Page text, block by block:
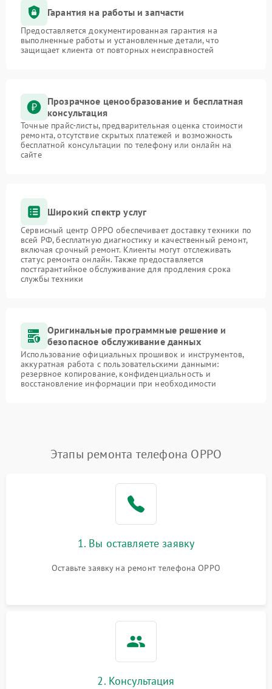
Гарантия на работы и запчасти
Предоставляется документированная гарантия на
выполненные работы и установленные детали, что
защищает клиента от повторных неисправностей
Прозрачное ценообразование и бесплатная
консультация
Точные прайс-листы, предварительная оценка стоимости
ремонта, отсутствие скрытых платежей и возможность
бесплатной консультации по телефону или онлайн на
сайте
Широкий спектр услуг
Сервисный центр OPPO обеспечивает доставку техники по
всей РФ, бесплатную диагностику и качественный ремонт,
включая срочный ремонт. Клиенты могут отслеживать
статус ремонта онлайн. Также предоставляется
постгарантийное обслуживание для продления срока
службы техники
Оригинальные программные решение и
безопасное обслуживание данных
Использование официальных прошивок и инструментов,
аккуратная работа с пользовательскими данными:
резервное копирование, конфиденциальность и
восстановление информации при необходимости
Этапы ремонта телефона OPPO
1. Вы оставляете заявку
Оставьте заявку на ремонт телефона OPPO
2. Консультация